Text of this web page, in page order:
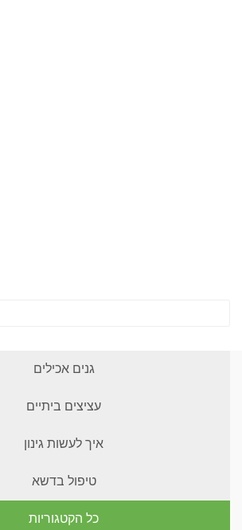
גנים אכילים
עציצים ביתיים
איך לעשות גינון
טיפול בדשא
כל הקטגוריות